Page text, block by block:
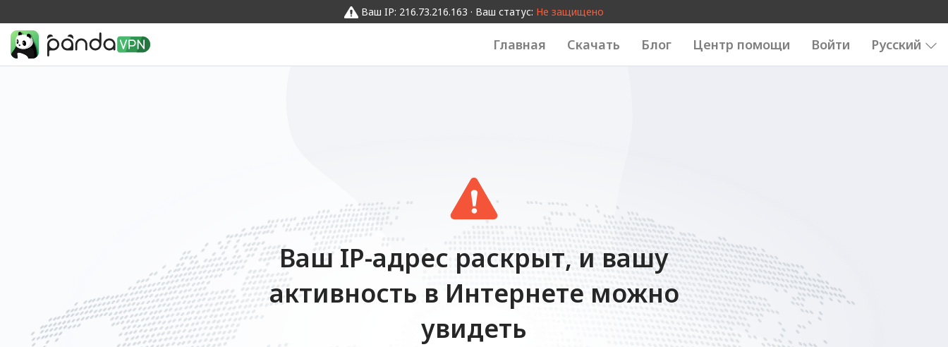
Ваш IP: 216.73.216.163 · Ваш статус: Не защищено
Главная Скачать Блог Центр помощи Войти Русский
Ваш IP-адрес раскрыт, и вашу
активность в Интернете можно
увидеть